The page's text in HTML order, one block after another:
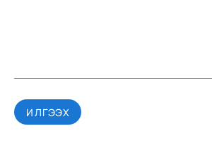
ИЛГЭЭХ